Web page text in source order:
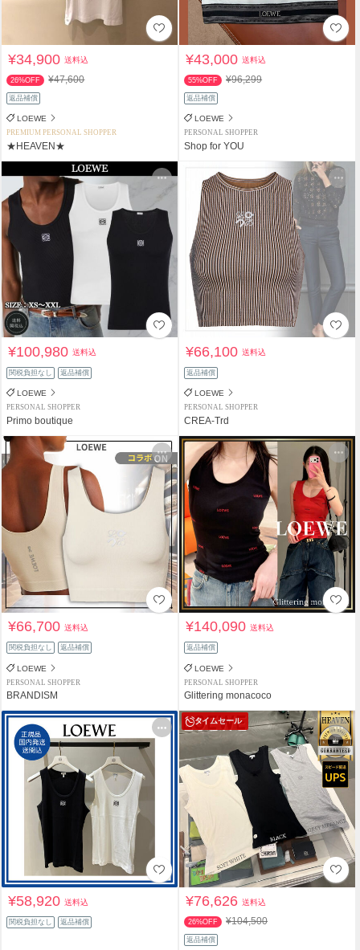
¥34,900送料込
26%OFF ¥47,600
返品補償
LOEWE
PREMIUM PERSONAL SHOPPER
★HEAVEN★
¥43,000送料込
55%OFF ¥96,299
返品補償
LOEWE
PERSONAL SHOPPER
Shop for YOU
¥100,980送料込
関税負担なし 返品補償
LOEWE
PERSONAL SHOPPER
Primo boutique
¥66,100送料込
返品補償
LOEWE
PERSONAL SHOPPER
CREA-Trd
¥66,700送料込
関税負担なし 返品補償
LOEWE
PERSONAL SHOPPER
BRANDISM
¥140,090送料込
返品補償
LOEWE
PERSONAL SHOPPER
Glittering monacoco
¥58,920送料込
関税負担なし 返品補償
タイムセール
¥76,626送料込
26%OFF ¥104,500
返品補償